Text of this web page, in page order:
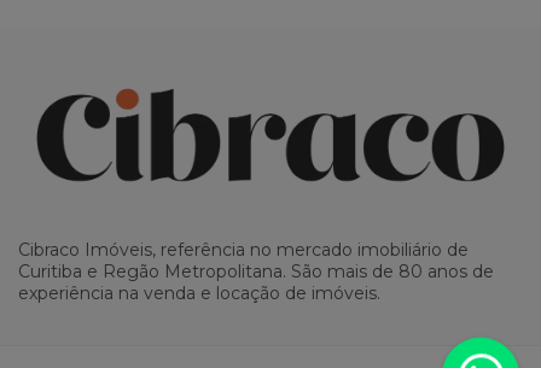
Cibraco Imóveis, referência no mercado imobiliário de
Curitiba e Regão Metropolitana. São mais de 80 anos de
experiência na venda e locação de imóveis.